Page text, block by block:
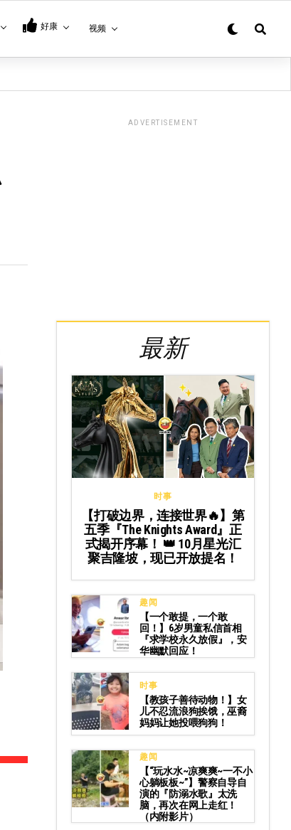
好康 视频
ADVERTISEMENT
最新
时事
【打破边界，连接世界🔥】第
五季『The Knights Award』正
式揭开序幕！ 👑 10月星光汇
聚吉隆坡，现已开放提名！
趣闻
【一个敢提，一个敢
回！】6岁男童私信首相
『求学校永久放假』，安
华幽默回应！
时事
【教孩子善待动物！】女
儿不忍流浪狗挨饿，巫裔
妈妈让她投喂狗狗！
趣闻
【“玩水水~凉爽爽~一不小
心躺板板~”】警察自导自
演的『防溺水歌』太洗
脑，再次在网上走红！
（内附影片）